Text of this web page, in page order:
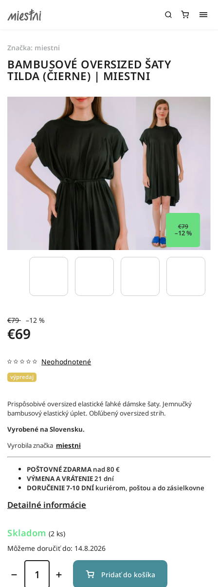
BAMBUSOVÉ OVERSIZED ŠATY
TILDA (ČIERNE) | MIESTNI
€79
–12 %
€79 –12 %
€69
výpredaj
Neohodnotené
Prispôsobivé oversized elastické ľahké dámske šaty. Jemnučký
bambusový elastický úplet. Obľúbený oversized strih.
Vyrobené na Slovensku.
Vyrobila značka miestni
POŠTOVNÉ ZDARMA nad 80 €
VÝMENA A VRÁTENIE21 dní
DORUČENIE 7-10 DNÍ kuriérom, poštou a do zásielkovne
Detailné informácie
Značka: miestni
Skladom (2 ks)
Môžeme doručiť do: 14.8.2026
Pridať do košíka